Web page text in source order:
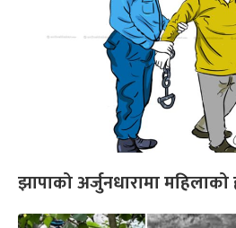
झापाको अर्जुनधारामा